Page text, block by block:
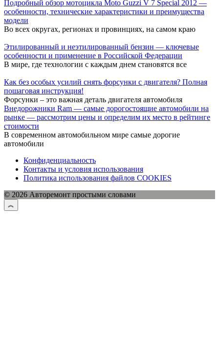
Подробный обзор мотоцикла Moto Guzzi V 7 Special 2012 —
особенности, технические характеристики и преимущества
модели
Во всех округах, регионах и провинциях, на самом краю
Этилированный и неэтилированный бензин — ключевые
особенности и применение в Российской Федерации
В мире, где технологии с каждым днем становятся все
Как без особых усилий снять форсунки с двигателя? Полная
пошаговая инструкция!
Форсунки – это важная деталь двигателя автомобиля
Внедорожники Ram — самые дорогостоящие автомобили на
рынке — рассмотрим цены и определим их место в рейтинге
стоимости
В современном автомобильном мире самые дорогие
автомобили
Конфиденциальность
Контакты и условия использования
Политика использования файлов COOKIES
© 2026 Авторемонт простыми словами